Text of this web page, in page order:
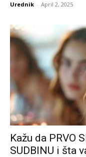
Urednik - April 2, 2025
Kažu da PRVO
SUDBINU i šta